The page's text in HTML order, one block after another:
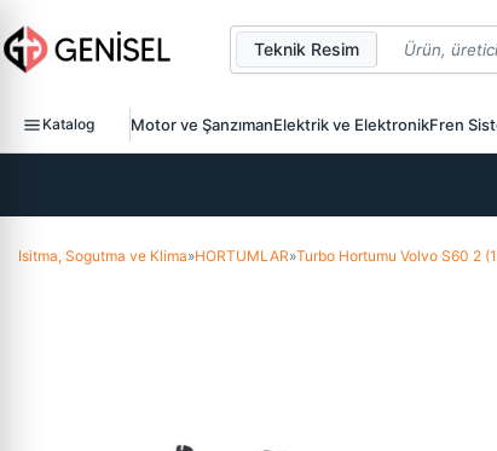
Teknik Resim
Katalog Motor ve ŞanzımanElektrik ve ElektronikFren
Isitma, Sogutma ve Klima»HORTUMLAR»Turbo Hortumu Volvo S60 2